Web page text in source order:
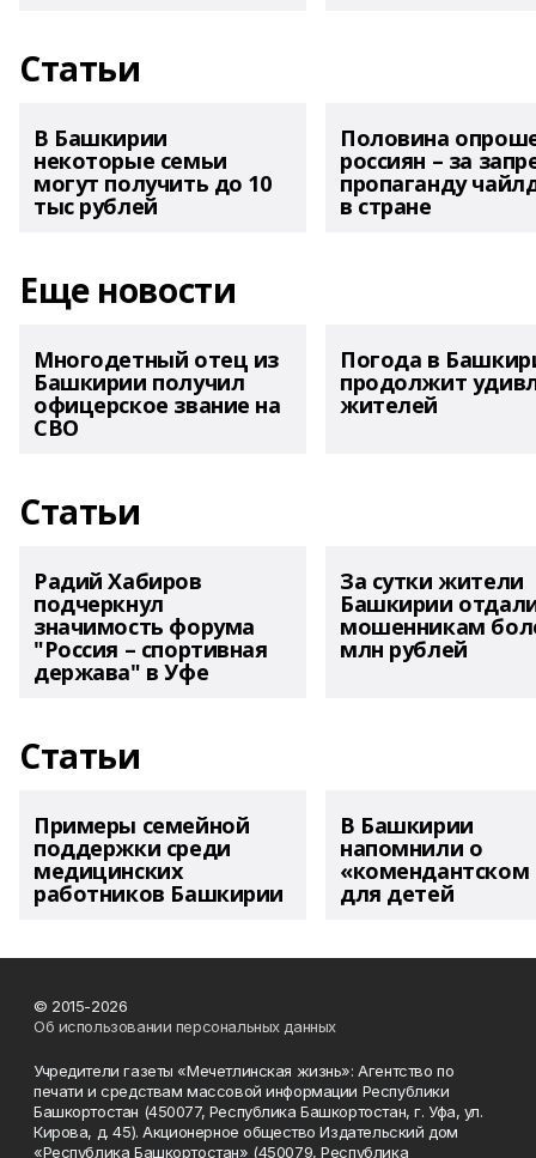
Статьи
В Башкирии
некоторые семьи
могут получить до 10
тыс рублей
Половина
россиян – за
пропаганду
в стране
Еще новости
Многодетный отец из
Башкирии получил
офицерское звание на
СВО
Погода в
продолжит
жителей
Статьи
Радий Хабиров
подчеркнул
значимость форума
"Россия – спортивная
держава" в Уфе
За сутки жители
Башкирии
мошенникам
млн рублей
Статьи
Примеры семейной
поддержки среди
медицинских
работников Башкирии
В Башкирии
напомнили о
«комендантском
для детей
© 2015-2026
Об использовании персональных данных
Учредители газеты «Мечетлинская жизнь»: Агентство по
печати и средствам массовой информации Республики
Башкортостан (450077, Республика Башкортостан, г. Уфа, ул.
Кирова, д. 45). Акционерное общество Издательский дом
«Республика Башкортостан» (450079, Республика